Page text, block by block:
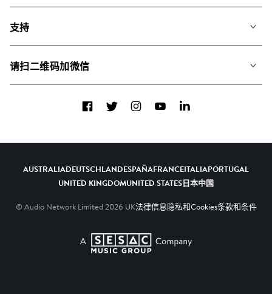
专辑
我们如何运用AI
支持
关于我们
请扫二维码加微信
FacebookTwitterInstagramYouTubeLinkedIn
AUSTRALIADEUTSCHLANDESPAÑAFRANCEITALIAPORTUGAL
UNITED KINGDOMUNITED STATES日本中国
© Audio Network Limited 2026 UK法律信息隐私和Cookies条款和条件
A SESAC Company